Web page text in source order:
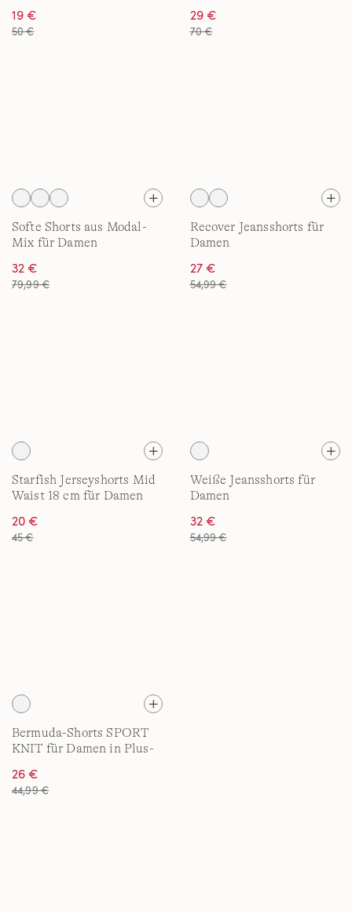
19 €
50 €
29 €
70 €
Softe Shorts aus Modal-
Mix für Damen
32 €
79,99 €
Recover Jeansshorts für
Damen
27 €
54,99 €
Starfish Jerseyshorts Mid
Waist 18 cm für Damen
20 €
45 €
Weiße Jeansshorts für
Damen
32 €
54,99 €
Bermuda-Shorts SPORT
KNIT für Damen in Plus-
26 €
44,99 €